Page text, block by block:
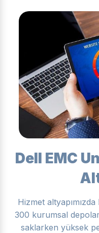
Dell EMC
Hizmet
300 kurumsal
saklarken yüksek